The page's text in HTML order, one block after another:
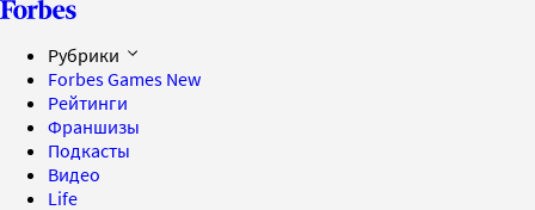
Рубрики
Forbes Games New
Рейтинги
Франшизы
Подкасты
Видео
Life